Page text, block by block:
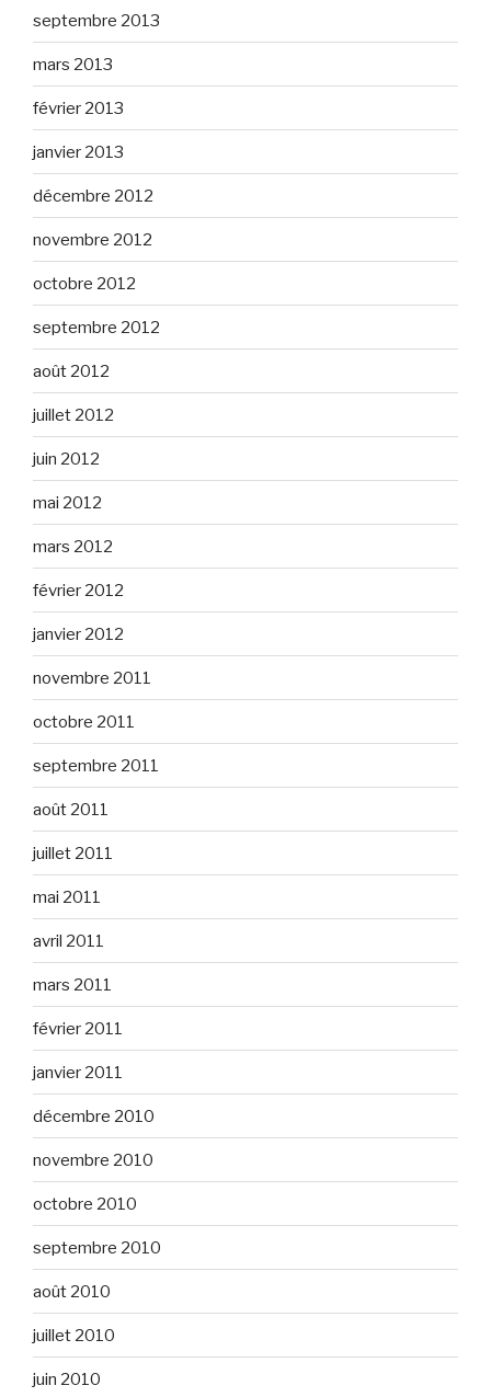
septembre 2013
mars 2013
février 2013
janvier 2013
décembre 2012
novembre 2012
octobre 2012
septembre 2012
août 2012
juillet 2012
juin 2012
mai 2012
mars 2012
février 2012
janvier 2012
novembre 2011
octobre 2011
septembre 2011
août 2011
juillet 2011
mai 2011
avril 2011
mars 2011
février 2011
janvier 2011
décembre 2010
novembre 2010
octobre 2010
septembre 2010
août 2010
juillet 2010
juin 2010